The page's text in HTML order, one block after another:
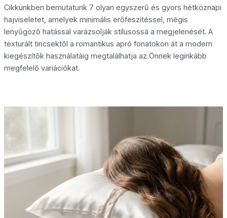
Cikkünkben bemutatunk 7 olyan egyszerű és gyors hétköznapi
hajviseletet, amelyek minimális erőfeszítéssel, mégis
lenyűgöző hatással varázsolják stílusossá a megjelenését. A
texturált tincsektől a romantikus apró fonatokon át a modern
kiegészítők használatáig megtalálhatja az Önnek leginkább
megfelelő variációkat.